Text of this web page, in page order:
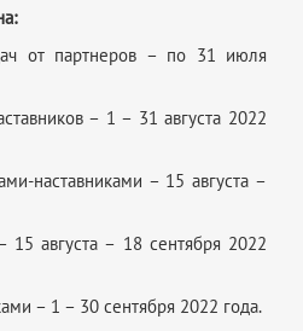
от партнеров – по 31 июля
– 1 – 31 августа 2022
наставниками – 15 августа –
15 августа – 18 сентября 2022
– 1 – 30 сентября 2022 года.